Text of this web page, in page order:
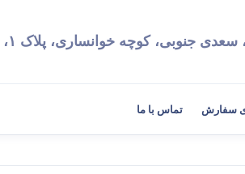
جنوبی، کوچه خوانساری، پلاک ۱، طبقه ۱، واحد ۲
سفارش تماس با ما